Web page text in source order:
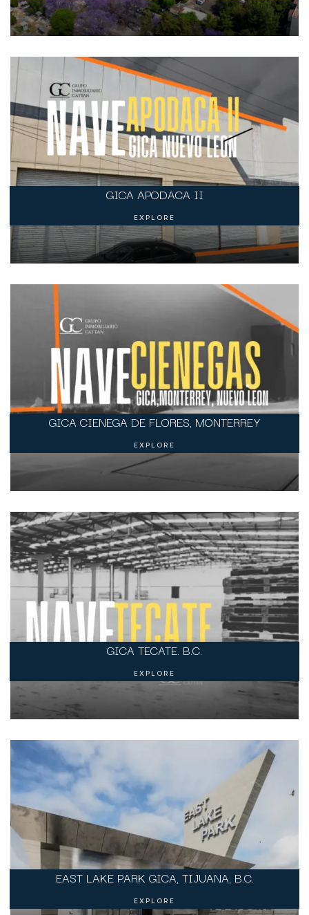
GICA APODACA II
EXPLORE
GICA CIENEGA DE FLORES, MONTERREY
EXPLORE
GICA TECATE. B.C.
EXPLORE
EAST LAKE PARK GICA, TIJUANA, B.C.
EXPLORE